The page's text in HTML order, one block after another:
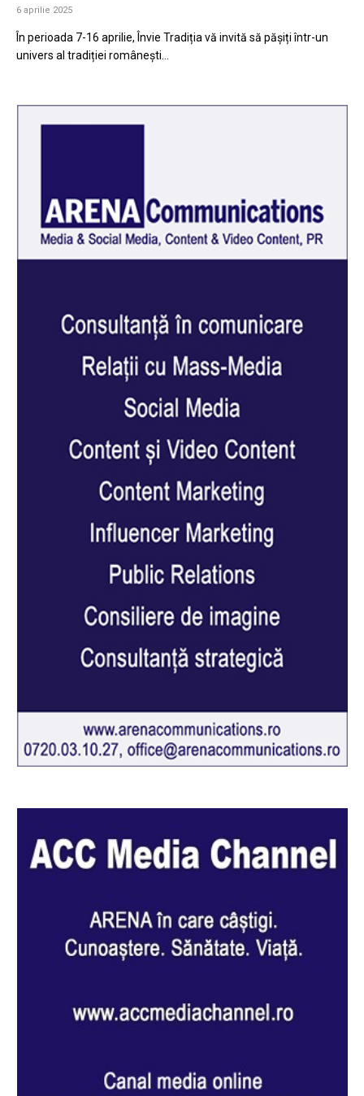
6 aprilie 2025
În perioada 7-16 aprilie, Învie Tradiția vă invită să pășiți într-un
univers al tradiției românești…